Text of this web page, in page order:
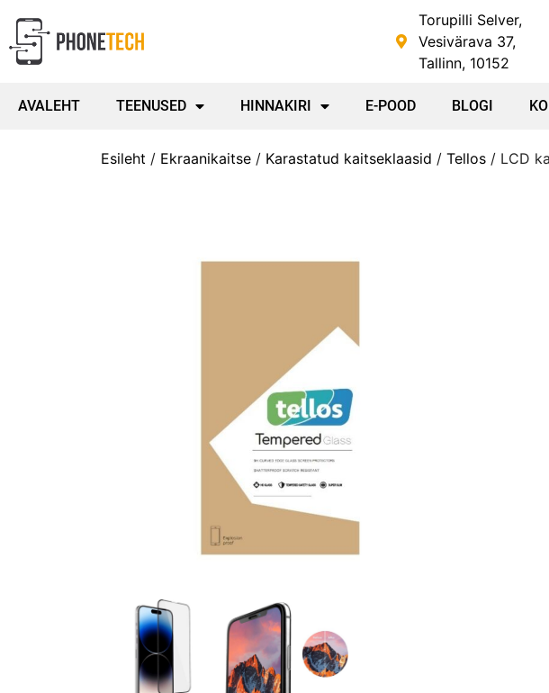
Torupilli Selver,
Vesivärava 37,
Tallinn, 10152
AVALEHT TEENUSED HINNAKIRI E-POOD BLOGI
Esileht / Ekraanikaitse / Karastatud kaitseklaasid / Tellos / LCD